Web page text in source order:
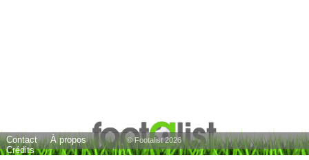
Momo MG 44
Contact
À propos
Crédits
© Footalist 2026